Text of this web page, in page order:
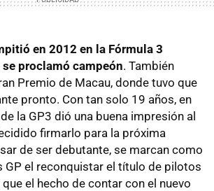
en 2012 en la Fórmula 3
proclamó campeón. También
Premio de Macau, donde tuvo que
pronto. Con tan solo 19 años, en
la GP3 dió una buena impresión al
firmarlo para la próxima
de ser debutante, se marcan como
GP el reconquistar el título de pilotos
el hecho de contar con el nuevo